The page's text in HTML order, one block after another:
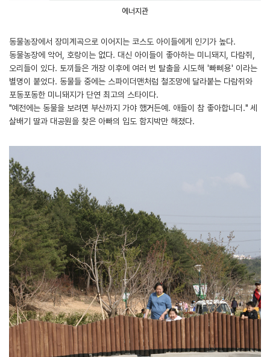
에너지관
동물농장에서 장미계곡으로 이어지는 코스도 아이들에게 인기가 높다.
동물농장에 악어, 호랑이는 없다. 대신 아이들이 좋아하는 미니돼지, 다람쥐,
오리들이 있다. 토끼들은 개장 이후에 여러 번 탈출을 시도해 '빠삐용' 이라는
별명이 붙었다. 동물들 중에는 스파이더맨처럼 철조망에 달라붙는 다람쥐와
포동포동한 미니돼지가 단연 최고의 스타이다.
"예전에는 동물을 보려면 부산까지 가야 했거든예. 애들이 참 좋아합니더." 세
살배기 딸과 대공원을 찾은 아빠의 입도 함지박만 해졌다.